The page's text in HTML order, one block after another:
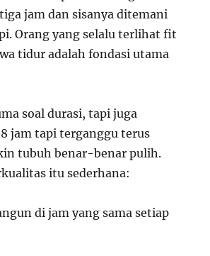
jam dan sisanya ditemani
Orang yang selalu terlihat fit
tidur adalah fondasi utama
soal durasi, tapi juga
jam tapi terganggu terus
tubuh benar-benar pulih.
itu sederhana:
di jam yang sama setiap